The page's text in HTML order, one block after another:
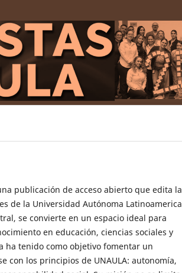
publicación de acceso abierto que edita la
de la Universidad Autónoma
se convierte en un espacio ideal para
en educación, ciencias sociales y
ha tenido como objetivo fomentar un
con los principios de UNAULA: autonomía,